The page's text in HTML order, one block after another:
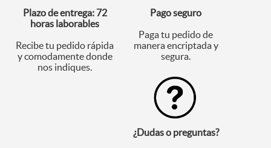
Plazo de entrega: 72
horas laborables
Recibe tu pedido rápida
y comodamente donde
nos indiques.
Pago seguro
Paga tu pedido de
manera encriptada y
segura.
¿Dudas o preguntas?